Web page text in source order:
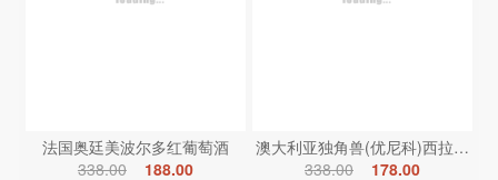
法国奥廷美波尔多红葡萄酒
338.00
188.00
澳大利亚独角兽(优尼科)西拉红葡
338.00
178.00